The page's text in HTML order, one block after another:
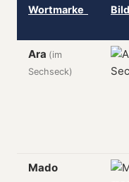
Wortmarke
Ara (im
Sechseck)
Mado